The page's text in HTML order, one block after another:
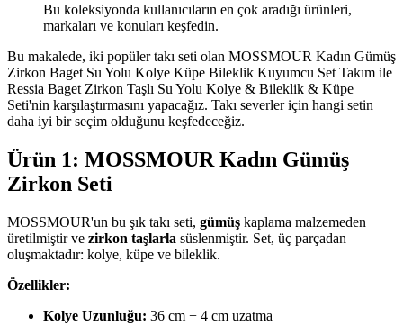
Bu koleksiyonda kullanıcıların en çok aradığı ürünleri,
markaları ve konuları keşfedin.
Bu makalede, iki popüler takı seti olan MOSSMOUR Kadın Gümüş
Zirkon Baget Su Yolu Kolye Küpe Bileklik Kuyumcu Set Takım ile
Ressia Baget Zirkon Taşlı Su Yolu Kolye & Bileklik & Küpe
Seti'nin karşılaştırmasını yapacağız. Takı severler için hangi setin
daha iyi bir seçim olduğunu keşfedeceğiz.
Ürün 1: MOSSMOUR Kadın Gümüş
Zirkon Seti
MOSSMOUR'un bu şık takı seti, gümüş kaplama malzemeden
üretilmiştir ve zirkon taşlarla süslenmiştir. Set, üç parçadan
oluşmaktadır: kolye, küpe ve bileklik.
Özellikler:
Kolye Uzunluğu: 36 cm + 4 cm uzatma